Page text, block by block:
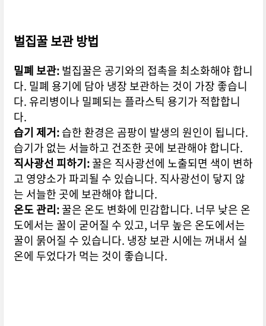
벌집꿀 보관 방법
밀폐 보관:벌집꿀은 공기와의 접촉을 최소화해야 합니
다. 밀폐 용기에 담아 냉장 보관하는 것이 가장 좋습니
다. 유리병이나 밀폐되는 플라스틱 용기가 적합합니
다.
습기 제거:습한 환경은 곰팡이 발생의 원인이 됩니다.
습기가 없는 서늘하고 건조한 곳에 보관해야 합니다.
직사광선 피하기:꿀은 직사광선에 노출되면 색이 변하
고 영양소가 파괴될 수 있습니다. 직사광선이 닿지 않
는 서늘한 곳에 보관해야 합니다.
온도 관리:꿀은 온도 변화에 민감합니다. 너무 낮은 온
도에서는 꿀이 굳어질 수 있고, 너무 높은 온도에서는
꿀이 묽어질 수 있습니다. 냉장 보관 시에는 꺼내서 실
온에 두었다가 먹는 것이 좋습니다.